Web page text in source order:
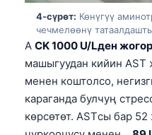
4-сүрөт: Көнүгүү
чечмелөөнү
A CK 1000 U/Lден
машыгуудан кийин
менен коштолсо,
караганда булчуң
көрсөтөт. ASTсы бар